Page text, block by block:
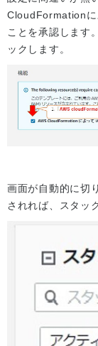
CloudFormationに
ことを承認します
ックします。
画面が自動的に切
されれば、スタッ